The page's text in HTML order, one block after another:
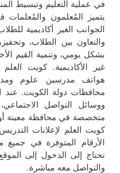
في عملية التعليم وتبسيط
يتميز المُعلمون والمُعلمات
الجوانب الغير أكاديمية
والتعاون بين الطلاب،
بشكل يومي، وتنمية القيم
غير الأكاديمية. كويت
هواتف مدرسين علوم
محافظات دولة الكويت. عند
ووسائل التواصل
متخصصة في محافظة معينة
كويت العلم لإعلانات
الأرقام المتوفرة في
تحتاج إلى الدخول إلى
والتواصل معه مباشرة.